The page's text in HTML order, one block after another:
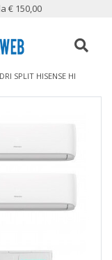
€ 150,00
SPLIT HISENSE HI